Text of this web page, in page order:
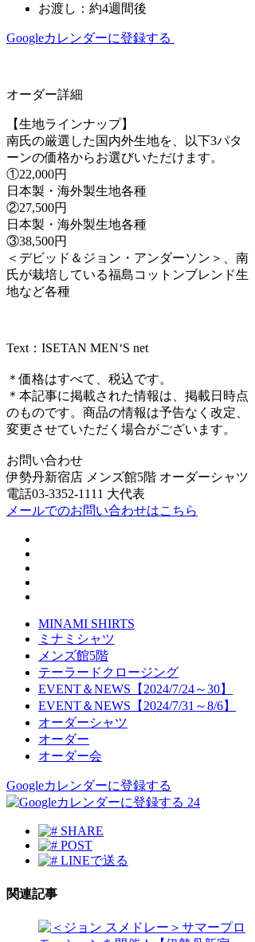
お渡し：約4週間後
Googleカレンダーに登録する
オーダー詳細
【生地ラインナップ】
南氏の厳選した国内外生地を、以下3パタ
ーンの価格からお選びいただけます。
①22,000円
日本製・海外製生地各種
②27,500円
日本製・海外製生地各種
③38,500円
＜デビッド＆ジョン・アンダーソン＞、南
氏が栽培している福島コットンブレンド生
地など各種
Text：ISETAN MEN‘S net
＊価格はすべて、税込です。
＊本記事に掲載された情報は、掲載日時点
のものです。商品の情報は予告なく改定、
変更させていただく場合がございます。
お問い合わせ
伊勢丹新宿店 メンズ館5階 オーダーシャツ
電話03-3352-1111 大代表
メールでのお問い合わせはこちら
MINAMI SHIRTS
ミナミシャツ
メンズ館5階
テーラードクロージング
EVENT＆NEWS【2024/7/24～30】
EVENT＆NEWS【2024/7/31～8/6】
オーダーシャツ
オーダー
オーダー会
Googleカレンダーに登録する
24
SHARE
POST
LINEで送る
関連記事